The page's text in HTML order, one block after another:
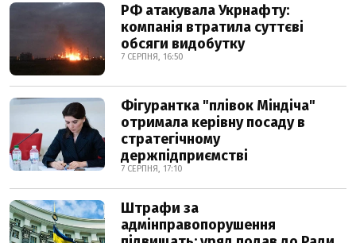
РФ атакувала Укрнафту:
компанія втратила суттєві
обсяги видобутку
7 СЕРПНЯ, 16:50
Фігурантка "плівок Міндіча"
отримала керівну посаду в
стратегічному
держпідприємстві
7 СЕРПНЯ, 17:10
Штрафи за
адмінправопорушення